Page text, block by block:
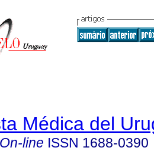
Médica del
line ISSN 1688-0390